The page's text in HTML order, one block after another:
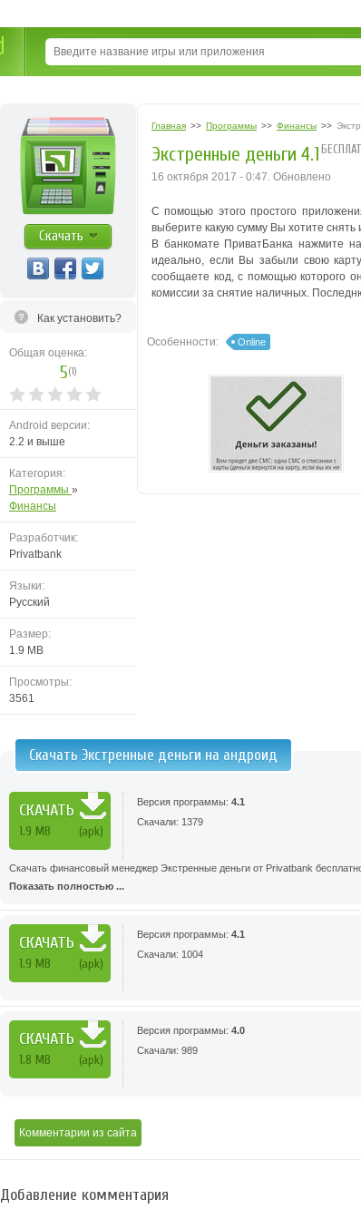
Скачать
Как установить?
Общая оценка:
5(1)
Android версии:
2.2 и выше
Категория:
Программы »
Финансы
Разработчик:
Privatbank
Языки:
Русский
Размер:
1.9 MB
Просмотры:
3561
Главная >> Программы >> Финансы >>
Экстренные деньги 4.1
16 октября 2017 - 0:47. Обновлено
С помощью этого простого
выберите какую сумму Вы хотите
В банкомате ПриватБанка нажмите
идеально, если Вы забыли свою
сообщаете код, с помощью которого
комиссии за снятие наличных.
Особенности: Online
Скачать Экстренные деньги на андроид
СКАЧАТЬ
1.9 MB (apk)
Версия программы: 4.1
Скачали: 1379
Скачать финансовый менеджер Экстренные деньги от Privatbank
Показать полностью ...
СКАЧАТЬ
1.9 MB (apk)
Версия программы: 4.1
Скачали: 1004
СКАЧАТЬ
1.8 MB (apk)
Версия программы: 4.0
Скачали: 989
Комментарии из сайта
Добавление комментария